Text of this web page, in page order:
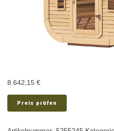
8.642,15 €
Preis prüfen